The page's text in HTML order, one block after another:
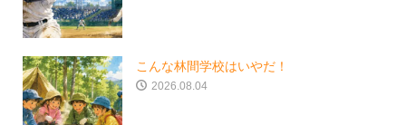
こんな林間学校はいやだ！
2026.08.04